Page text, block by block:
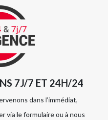
7J/7 ET 24H/24
dans l’immédiat,
via le formulaire ou à nous